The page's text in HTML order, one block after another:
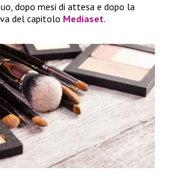
dopo mesi di attesa e dopo la
del capitolo Mediaset.